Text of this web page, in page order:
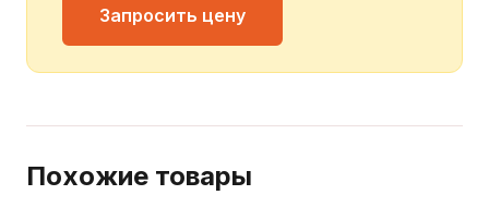
Запросить цену
Похожие товары